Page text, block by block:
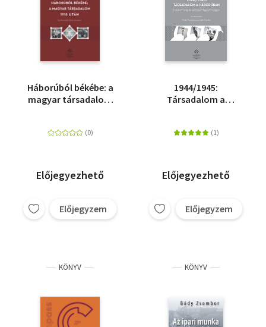
Háborúból békébe: a
magyar társadalom
Előjegyezhető
Előjegyzem
1944/1945:
Társadalom a
változás
Előjegyezhető
Előjegyzem
KÖNYV KÖNYV